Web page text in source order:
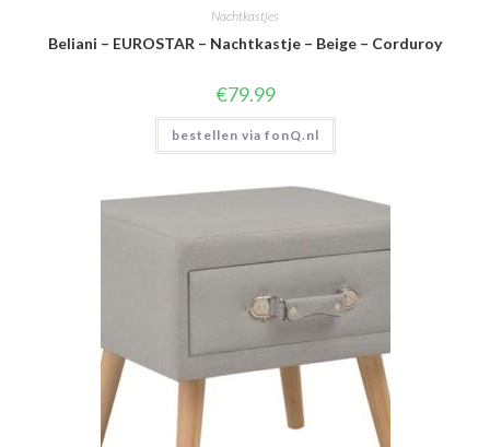
Nachtkastjes
Beliani – EUROSTAR – Nachtkastje – Beige – Corduroy
€79.99
bestellen via fonQ.nl